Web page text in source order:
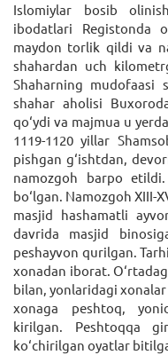
Islomiylar bosib
ibodatlari Registonda
maydon torlik qildi va
shahardan uch
Shaharning mudofaasi
shahar aholisi
qo‘ydi va majmua u
1119-1120 yillar
pishgan g‘ishtdan,
namozgoh barpo
bo‘lgan. Namozgoh XIII-
masjid hashamatli
davrida masjid
peshayvon qurilgan.
xonadan iborat.
bilan, yonlaridagi
xonaga peshtoq,
kirilgan. Peshtoqqa
ko‘chirilgan oyatlar